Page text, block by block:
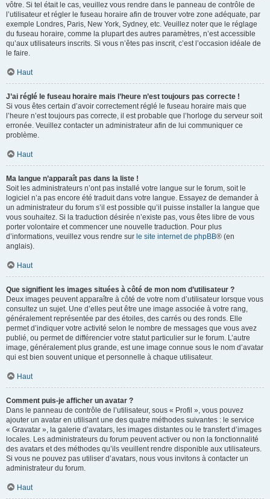
vôtre. Si tel était le cas, veuillez vous rendre dans le panneau de contrôle de
l’utilisateur et régler le fuseau horaire afin de trouver votre zone adéquate, par
exemple Londres, Paris, New York, Sydney, etc. Veuillez noter que le réglage
du fuseau horaire, comme la plupart des autres paramètres, n’est accessible
qu’aux utilisateurs inscrits. Si vous n’êtes pas inscrit, c’est l’occasion idéale de
le faire.
Haut
J’ai réglé le fuseau horaire mais l’heure n’est toujours pas correcte !
Si vous êtes certain d’avoir correctement réglé le fuseau horaire mais que
l’heure n’est toujours pas correcte, il est probable que l’horloge du serveur soit
erronée. Veuillez contacter un administrateur afin de lui communiquer ce
problème.
Haut
Ma langue n’apparaît pas dans la liste !
Soit les administrateurs n’ont pas installé votre langue sur le forum, soit le
logiciel n’a pas encore été traduit dans votre langue. Essayez de demander à
un administrateur du forum s’il est possible qu’il puisse installer la langue que
vous souhaitez. Si la traduction désirée n’existe pas, vous êtes libre de vous
porter volontaire et commencer une nouvelle traduction. Pour plus
d’informations, veuillez vous rendre sur le site internet de phpBB® (en
anglais).
Haut
Que signifient les images situées à côté de mon nom d’utilisateur ?
Deux images peuvent apparaître à côté de votre nom d’utilisateur lorsque vous
consultez un sujet. Une d’elles peut être une image associée à votre rang,
généralement représentée par des étoiles, des carrés ou des ronds. Elle
permet d’indiquer votre activité selon le nombre de messages que vous avez
publié, ou permet de différencier votre statut particulier sur le forum. L’autre
image, généralement plus grande, est une image connue sous le nom d’avatar
qui est bien souvent unique et personnelle à chaque utilisateur.
Haut
Comment puis-je afficher un avatar ?
Dans le panneau de contrôle de l’utilisateur, sous « Profil », vous pouvez
ajouter un avatar en utilisant une des quatre méthodes suivantes : le service
« Gravatar », la galerie d’avatars, les images distantes ou le transfert d’images
locales. Les administrateurs du forum peuvent activer ou non la fonctionnalité
des avatars et des méthodes qu’ils veuillent rendre disponible aux utilisateurs.
Si vous ne pouvez pas utiliser d’avatars, nous vous invitons à contacter un
administrateur du forum.
Haut